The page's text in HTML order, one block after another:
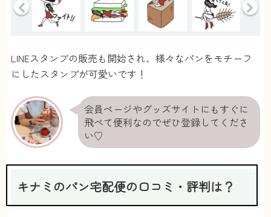
LINEスタンプの販売も開始され、様々なパンをモチーフ
にしたスタンプが可愛いです！
会員ページやグッズサイトにもすぐに
飛べて便利なのでぜひ登録してくださ
い♡
キナミのパン宅配便の口コミ・評判は？